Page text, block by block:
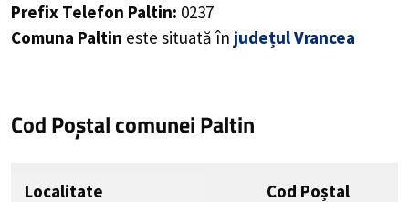
Prefix Telefon Paltin: 0237
Comuna Paltin este situată în județul Vrancea
Cod Poștal comunei Paltin
Localitate Cod Poștal